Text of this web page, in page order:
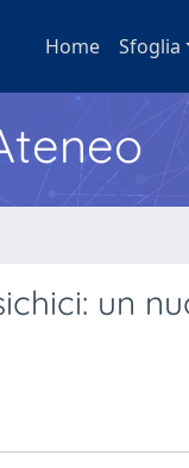
Home Sfoglia
un